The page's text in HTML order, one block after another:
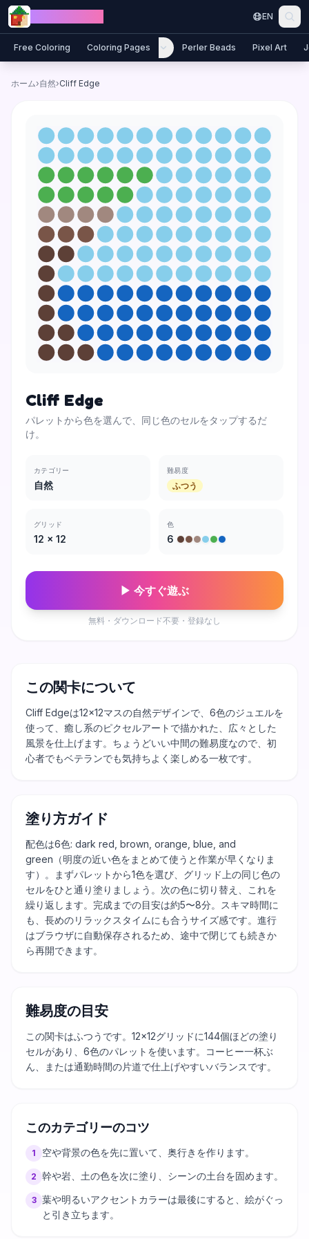
Skip to content
EN
Free Coloring Coloring Pages Perler Beads Pixel Art
ホーム›自然›Cliff Edge
Cliff Edge
パレットから色を選んで、同じ色のセルをタップするだ
け。
カテゴリー
自然
難易度
ふつう
グリッド
12 × 12
色
6
▶ 今すぐ遊ぶ
無料・ダウンロード不要・登録なし
この関卡について
Cliff Edgeは12×12マスの自然デザインで、6色のジュエルを
使って、癒し系のピクセルアートで描かれた、広々とした
風景を仕上げます。ちょうどいい中間の難易度なので、初
心者でもベテランでも気持ちよく楽しめる一枚です。
塗り方ガイド
配色は6色: dark red, brown, orange, blue, and
green（明度の近い色をまとめて使うと作業が早くなりま
す）。まずパレットから1色を選び、グリッド上の同じ色の
セルをひと通り塗りましょう。次の色に切り替え、これを
繰り返します。完成までの目安は約5〜8分。スキマ時間に
も、長めのリラックスタイムにも合うサイズ感です。進行
はブラウザに自動保存されるため、途中で閉じても続きか
ら再開できます。
難易度の目安
この関卡はふつうです。12×12グリッドに144個ほどの塗り
セルがあり、6色のパレットを使います。コーヒー一杯ぶ
ん、または通勤時間の片道で仕上げやすいバランスです。
このカテゴリーのコツ
1 空や背景の色を先に置いて、奥行きを作ります。
2 幹や岩、土の色を次に塗り、シーンの土台を固めます。
3 葉や明るいアクセントカラーは最後にすると、絵がぐっ
と引き立ちます。